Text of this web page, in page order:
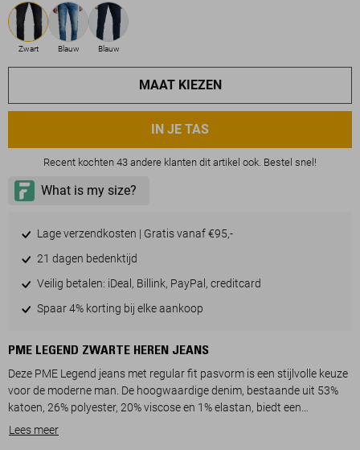
Zwart Blauw Blauw
MAAT KIEZEN
IN JE TAS
Recent kochten 43 andere klanten dit artikel ook. Bestel snel!
Lage verzendkosten | Gratis vanaf €95,-
21 dagen bedenktijd
Veilig betalen: iDeal, Billink, PayPal, creditcard
Spaar 4% korting bij elke aankoop
PME LEGEND ZWARTE HEREN JEANS
Deze PME Legend jeans met regular fit pasvorm is een stijlvolle keuze
voor de moderne man. De hoogwaardige denim, bestaande uit 53%
katoen, 26% polyester, 20% viscose en 1% elastan, biedt een
comfortabele en duurzame ervaring. Met een klassieke rinsewash en
Lees meer